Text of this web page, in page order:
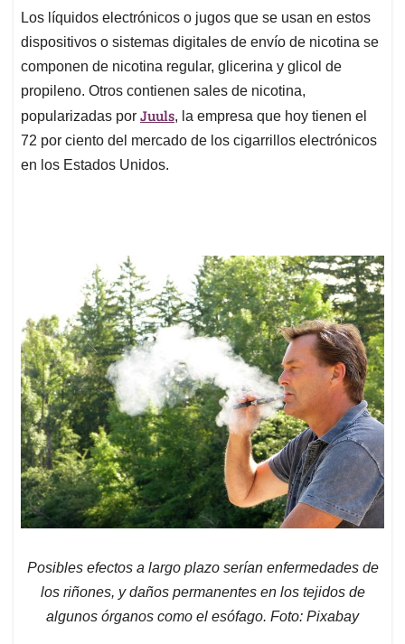
Los líquidos electrónicos o jugos que se usan en estos
dispositivos o sistemas digitales de envío de nicotina se
componen de nicotina regular, glicerina y glicol de
propileno. Otros contienen sales de nicotina,
popularizadas por Juuls, la empresa que hoy tienen el
72 por ciento del mercado de los cigarrillos electrónicos
en los Estados Unidos.
Posibles efectos a largo plazo serían enfermedades de
los riñones, y daños permanentes en los tejidos de
algunos órganos como el esófago. Foto: Pixabay